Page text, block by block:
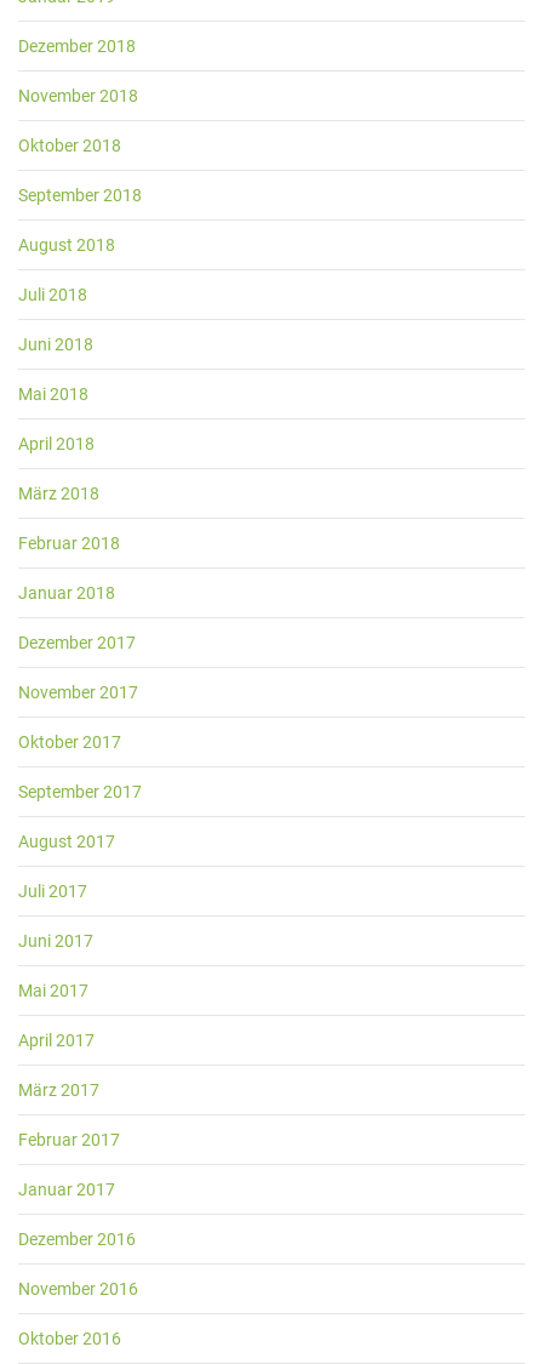
Dezember 2018
November 2018
Oktober 2018
September 2018
August 2018
Juli 2018
Juni 2018
Mai 2018
April 2018
März 2018
Februar 2018
Januar 2018
Dezember 2017
November 2017
Oktober 2017
September 2017
August 2017
Juli 2017
Juni 2017
Mai 2017
April 2017
März 2017
Februar 2017
Januar 2017
Dezember 2016
November 2016
Oktober 2016